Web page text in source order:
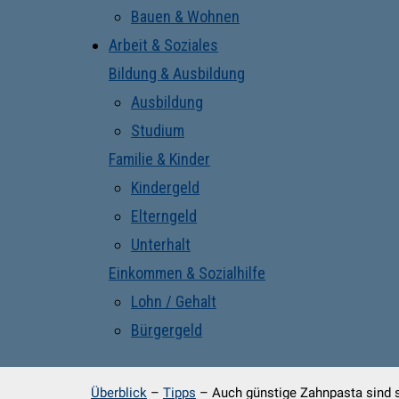
Bauen & Wohnen
Arbeit & Soziales
Bildung & Ausbildung
Ausbildung
Studium
Familie & Kinder
Kindergeld
Elterngeld
Unterhalt
Einkommen & Sozialhilfe
Lohn / Gehalt
Bürgergeld
Überblick – Tipps – Auch günstige Zahnpasta sind